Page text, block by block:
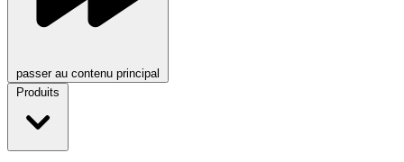
passer au contenu principal
Produits